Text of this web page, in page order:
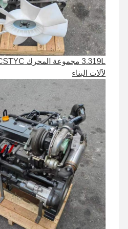
محرك الديزل
محرك ميتسوبيشي
محرك الحفريات
طقم إعادة بناء المحرك
مضخة حقن
تجميع الشاحن التربيني
قطع غيار المحركات الأخرى
نظام التحكم الإلكتروني
المكونات الكهربائية للمحرك
نظام وقود المحرك
الأجزاء الهيدروليكية للحفارة
لآلات البناء